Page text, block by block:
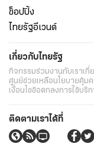
ช็อปปิ้ง
ไทยรัฐอีเวนต์
เกี่ยวกับไทยรัฐ
กิจกรรมร่วมงานกับเราเกี่
ศูนย์ช่วยเหลือนโยบายคุ้ม
เงื่อนไขข้อตกลงการใช้บริก
ติดตามเราได้ที่